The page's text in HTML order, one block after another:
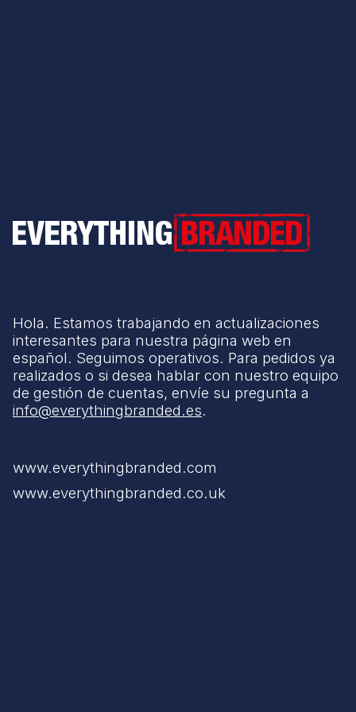
Everything Branded
Hola. Estamos trabajando en actualizaciones
interesantes para nuestra página web en
español. Seguimos operativos. Para pedidos ya
realizados o si desea hablar con nuestro equipo
de gestión de cuentas, envíe su pregunta a
info@everythingbranded.es.
www.everythingbranded.com
www.everythingbranded.co.uk